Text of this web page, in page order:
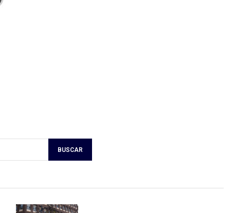
BUSCAR